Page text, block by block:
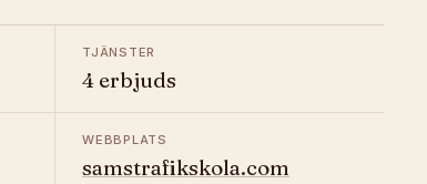
TJÄNSTER
4 erbjuds
WEBBPLATS
samstrafikskola.com